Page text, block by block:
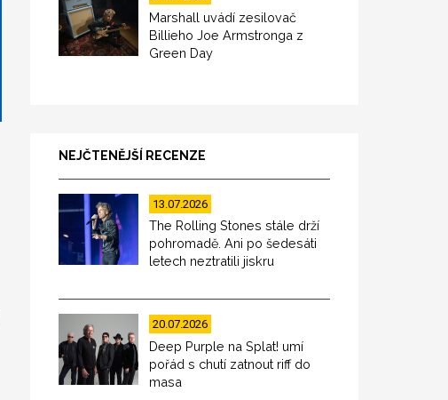
Marshall uvádí zesilovač
Billieho Joe Armstronga z
Green Day
NEJČTENĚJŠÍ RECENZE
13.07.2026
The Rolling Stones stále drží
pohromadě. Ani po šedesáti
letech neztratili jiskru
20.07.2026
Deep Purple na Splat! umí
pořád s chutí zatnout riff do
masa